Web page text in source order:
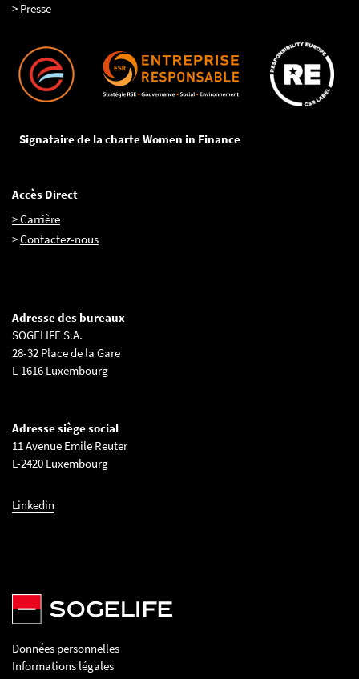
> Presse
Signataire de la charte Women in Finance
Accès Direct
> Carrière
>Contactez-nous
Adresse des bureaux
SOGELIFE S.A.
28-32 Place de la Gare
L-1616 Luxembourg
Adresse siège social
11 Avenue Emile Reuter
L-2420 Luxembourg
Linkedin
Données personnelles
Informations légales